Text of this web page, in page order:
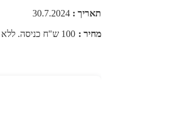
תאריך :
30.7.2024
מחיר : 100 ש"ח כניסה. ללא עלות לחברי הלשכה.